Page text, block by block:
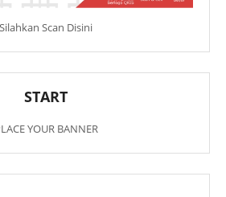
Silahkan Scan Disini
START
YOUR BANNER